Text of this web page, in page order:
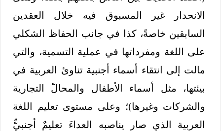
الانحدار غير المسبوق فيه خلال العقدين
السابقين خاصةً، كذا في جانب الحفاظ الشكلي
على اللغة ومفرداتها في عملية التسمية، والتي
مالت إلى انتقاء أسماء أجنبية تناوئ العربية في
بيئتها، مثل أسماء الأطفال والمحالّ التجارية
والشركات وغيرها)؛ وعلى مستوى تعليم اللغة
العربية الذي صار يناصبه العداءَ تعليمٌ أجنبيٌّ